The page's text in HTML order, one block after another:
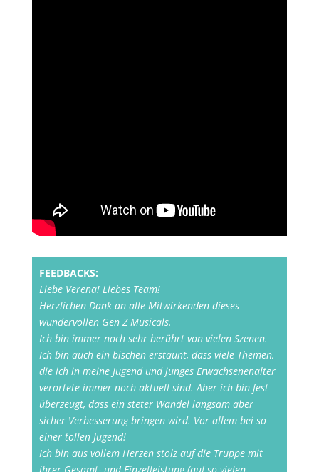
FEEDBACKS:
Liebe Verena! Liebes Team!
Herzlichen Dank an alle Mitwirkenden dieses
wundervollen Gen Z Musicals.
Ich bin immer noch sehr berührt von vielen Szenen.
Ich bin auch ein bischen erstaunt, dass viele Themen,
die ich in meine Jugend und junges Erwachsenenalter
verortete immer noch aktuell sind. Aber ich bin fest
überzeugt, dass ein steter Wandel langsam aber
sicher Verbesserung bringen wird. Vor allem bei so
einer tollen Jugend!
Ich bin aus vollem Herzen stolz auf die Truppe mit